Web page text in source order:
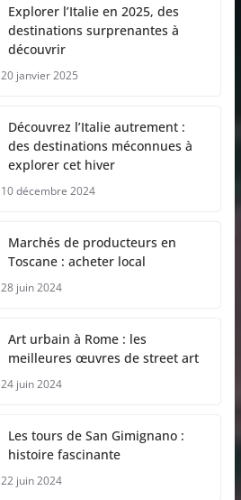
Explorer l’Italie en 2025, des
destinations surprenantes à
découvrir
20 janvier 2025
Découvrez l’Italie autrement :
des destinations méconnues à
explorer cet hiver
10 décembre 2024
Marchés de producteurs en
Toscane : acheter local
28 juin 2024
Art urbain à Rome : les
meilleures œuvres de street art
24 juin 2024
Les tours de San Gimignano :
histoire fascinante
22 juin 2024